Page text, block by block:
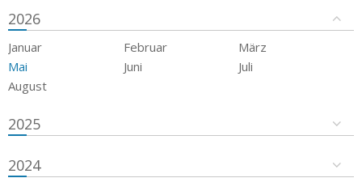
2026
Januar Februar
März
Mai
Juni
Juli
August
2025
2024